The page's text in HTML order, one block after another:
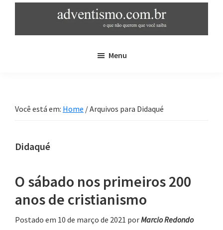
main
sidebar
que
saiba
Menu
Você está em: Home /Arquivos para Didaqué
Didaqué
O sábado nos primeiros 200
anos de cristianismo
Postado em 10 de março de 2021 porMarcio Redondo